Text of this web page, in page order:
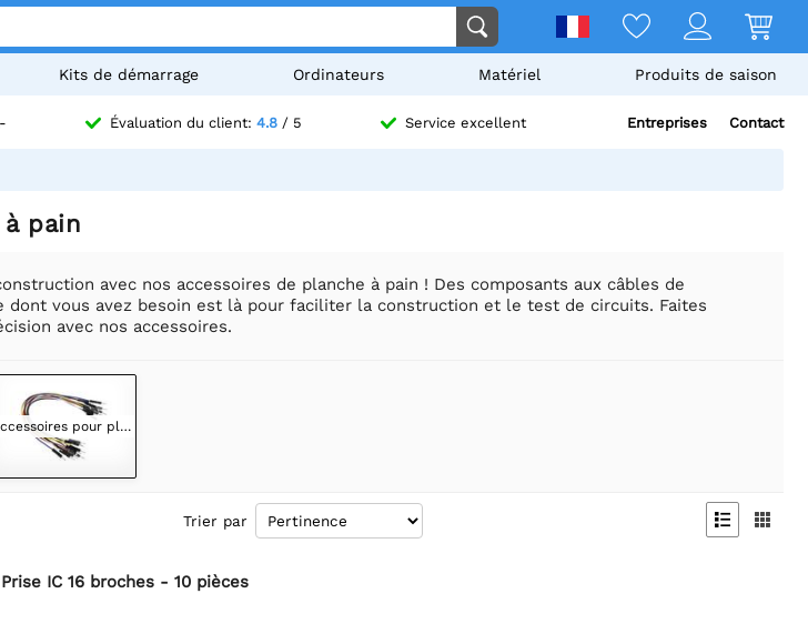
Kits de démarrage Ordinateurs Matériel Produits de saison
Évaluation du client: 4.8 / 5 Service excellent Entreprises Contact
pain
avec nos accessoires de planche à pain ! Des composants aux câbles de
dont vous avez besoin est là pour faciliter la construction et le test de circuits. Faites
avec nos accessoires.
Accessoires pour planches à pain
Trier par  
IC 16 broches - 10 pièces